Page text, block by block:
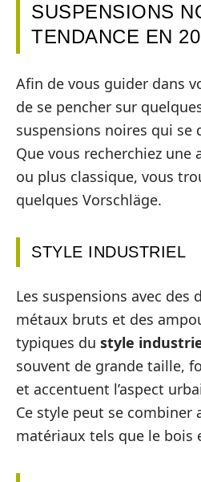
SUSPENSIONS
TENDANCE EN
Afin de vous guider dans
de se pencher sur
suspensions noires qui se
Que vous recherchiez une
ou plus classique, vous
quelques Vorschläge.
STYLE INDUSTRIEL
Les suspensions avec des
métaux bruts et des
typiques du style
souvent de grande taille,
et accentuent l’aspect
Ce style peut se combiner
matériaux tels que le bois